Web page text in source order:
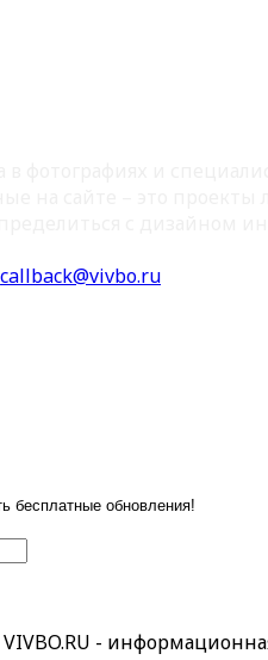
callback@vivbo.ru
бесплатные обновления!
-